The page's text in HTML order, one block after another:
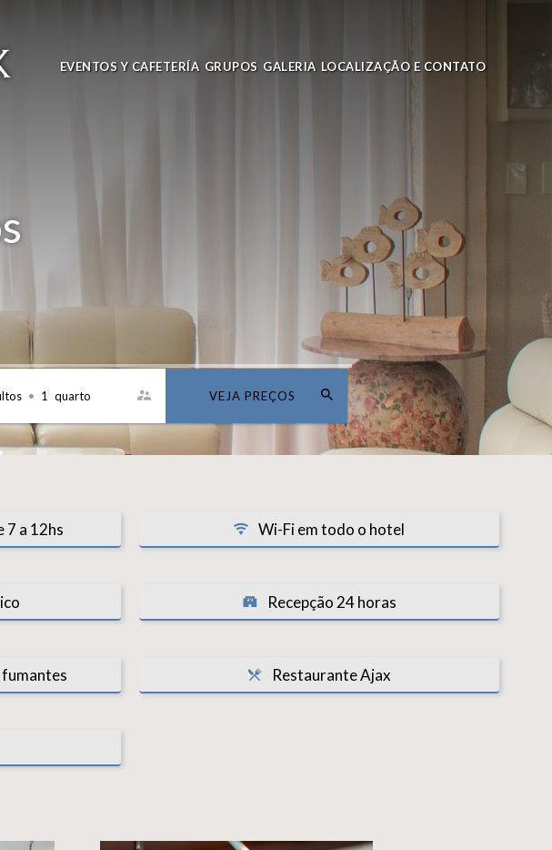
EVENTOS Y CAFETERÍA GRUPOS GALERIA LOCALIZAÇÃO E CONTATO
• 1 quarto VEJA PREÇOS
7 a 12hs Wi-Fi em todo o hotel
Recepção 24 horas
fumantes Restaurante Ajax